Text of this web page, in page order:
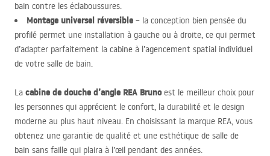
bain contre les éclaboussures.
Montage universel réversible – la conception bien pensée du
profilé permet une installation à gauche ou à droite, ce qui permet
d’adapter parfaitement la cabine à l’agencement spatial individuel
de votre salle de bain.
La cabine de douche d’angle REA Brunoest le meilleur choix pour
les personnes qui apprécient le confort, la durabilité et le design
moderne au plus haut niveau. En choisissant la marque REA, vous
obtenez une garantie de qualité et une esthétique de salle de
bain sans faille qui plaira à l’œil pendant des années.